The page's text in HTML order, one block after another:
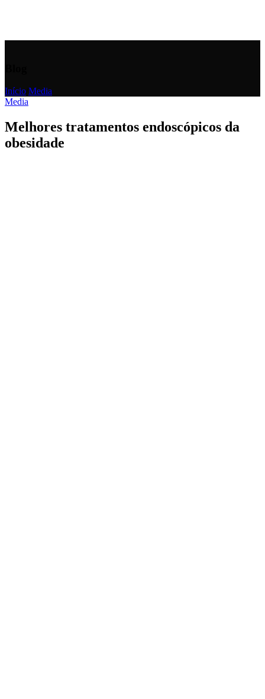
Início Media
Media
Melhores tratamentos endoscópicos da
obesidade